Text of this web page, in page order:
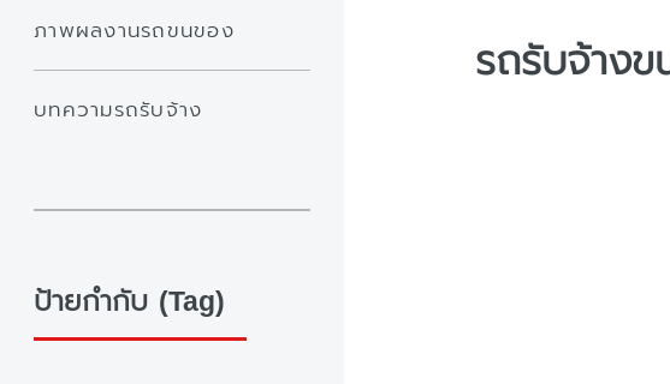
รถรับจ้าง
ภาพผลงานรถขนของ
บทความรถรับจ้าง
ป้ายกำกับ (Tag)